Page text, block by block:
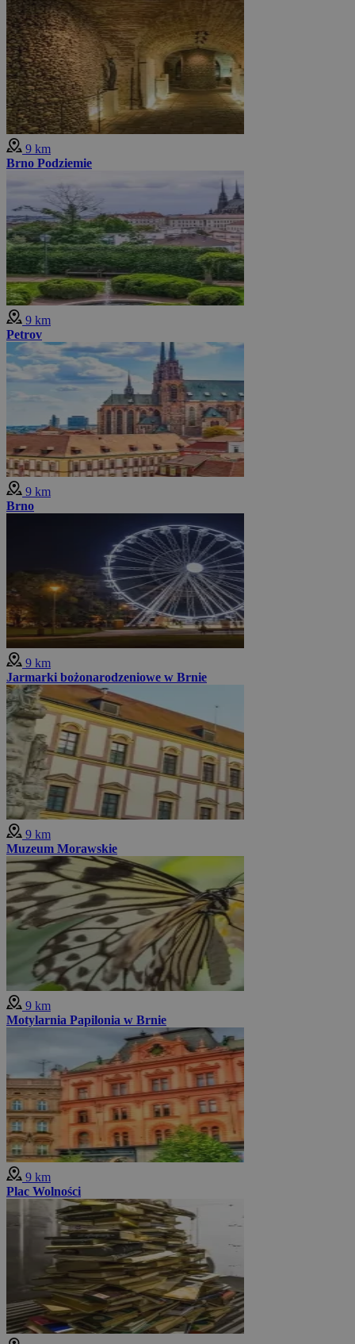
9 km
Brno Podziemie
9 km
Petrov
9 km
Brno
9 km
Jarmarki bożonarodzeniowe w Brnie
9 km
Muzeum Morawskie
9 km
Motylarnia Papilonia w Brnie
9 km
Plac Wolności